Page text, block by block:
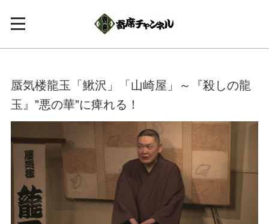
蜃気楼龍玉「鰍沢」「山崎屋」～『殺しの龍
玉』"悪の華"に痺れる！